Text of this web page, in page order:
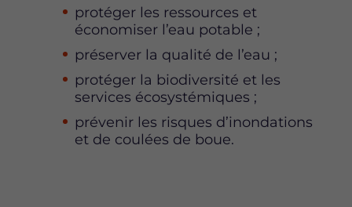
protéger les ressources et
économiser l’eau potable ;
préserver la qualité de l’eau ;
protéger la biodiversité et les
services écosystémiques ;
prévenir les risques d’inondations
et de coulées de boue.